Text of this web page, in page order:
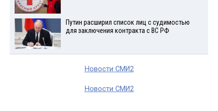
Путин расширил список лиц с судимостью
для заключения контракта с ВС РФ
Новости СМИ2
Новости СМИ2